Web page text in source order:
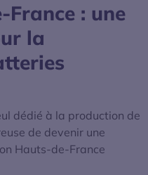
France : une
la
dédié à la production de
de devenir une
Hauts-de-France